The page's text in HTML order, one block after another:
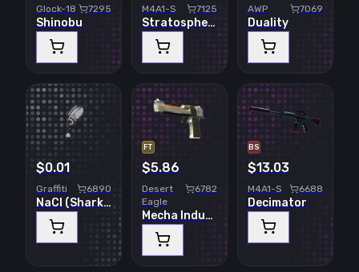
Glock-18 7295
Shinobu
M4A1-S 7125
Stratosphere
AWP 7069
Duality
$0.01
Graffiti 6890
NaCl (Shark White)
FT
$5.86
Desert
Eagle
6782
Mecha Industries
BS
$13.03
M4A1-S 6688
Decimator